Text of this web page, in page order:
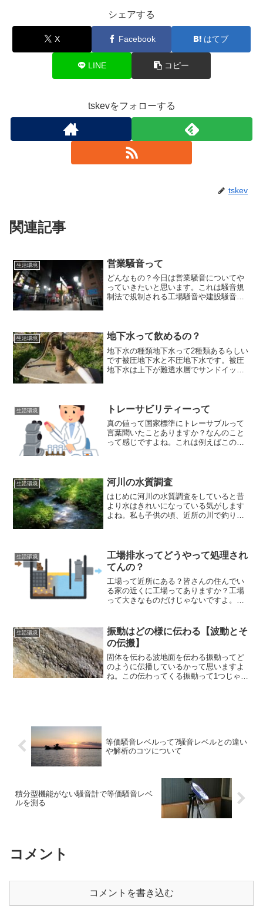
シェアする
X Facebook はてブ
LINE コピー
tskevをフォローする
tskev
関連記事
生活環境 営業騒音って
どんなもの？今日は営業騒音についてや
っていきたいと思います。これは騒音規
制法で規制される工場騒音や建設騒音道
る対象が少人数ということ...
生活環境 地下水って飲めるの？
地下水の種類地下水って2種類あるらしい
です被圧地下水と不圧地下水です。被圧
地下水は上下が難透水層でサンドイッチ
流れる地下水を言うの...
生活環境 トレーサビリティーって
真の値って国家標準にトレーサブルって
言葉聞いたことありますか？なんのこと
って感じですよね。これは例えばこの分
とです。このずれを不確か...
生活環境 河川の水質調査
はじめに河川の水質調査をしていると昔
より水はきれいになっている気がします
よね。私も子供の頃、近所の川で釣りを
が立っていた気がします。...
生活環境
工場排水ってどうやって処理され
てんの？
工場って近所にある？皆さんの住んでい
る家の近くに工場ってありますか？工場
って大きなものだけじゃないですよ。小
られていて、有害な工場排水が排出され
るている所もあります。例...
生活環境
振動はどの様に伝わる【波動とそ
の伝搬】
固体を伝わる波地面を伝わる振動ってど
のように伝播しているかって思いますよ
ね。この伝わってくる振動って1つじゃな
等価騒音レベルって?騒音レベルとの違い
や解析のコツについて
積分型機能がない騒音計で等価騒音レベ
ルを測る
コメント
コメントを書き込む